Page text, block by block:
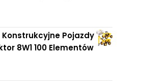
Pojazdy
8W1 100 Elementów